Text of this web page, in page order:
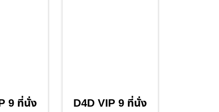
9 ที่นั่ง D4D VIP 9 ที่นั่ง